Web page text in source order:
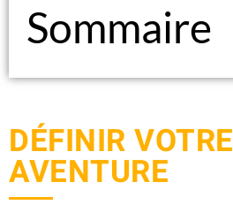
Sommaire
DÉFINIR VOTRE
AVENTURE